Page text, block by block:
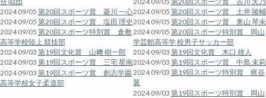
2024 09/05 第20回スポーツ賞 菱川 一心2024 09/05 第20回スポーツ賞 土井 陵輔
2024 09/05 第20回スポーツ賞 塩田 理史2024 09/05 第20回スポーツ賞 奥山 琴未
2024 09/05 第20回スポーツ特別賞 倉敷
高等学校陸上 競技部
2024 09/05 第20回スポーツ特別賞 岡山
学芸館高等学 校男子サッカー部
2024 09/03 第19回文化賞 山﨑 樹一郎 2024 09/03 第19回文化賞 木口 雄人
2024 09/03 第19回スポーツ賞 三宅 星南2024 09/03 第19回スポーツ賞 中島 未莉
2024 09/03 第19回スポーツ賞 創志学園
高等学校女子柔道部
2024 09/03 第19回スポーツ特別賞 梶谷
翼
2024 09/03 第19回スポーツ特別賞 岡山